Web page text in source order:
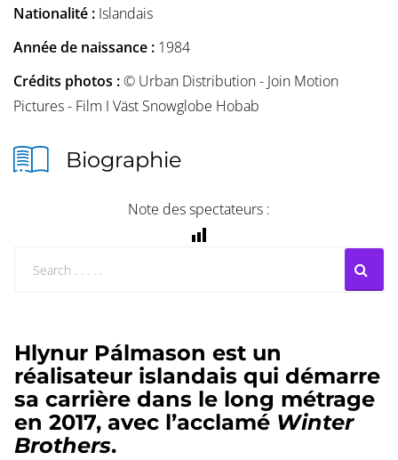
Nationalité : Islandais
Année de naissance : 1984
Crédits photos :© Urban Distribution - Join Motion
Pictures - Film I Väst Snowglobe Hobab
Biographie
Note des spectateurs :
Hlynur Pálmason est un
réalisateur islandais qui démarre
sa carrière dans le long métrage
en 2017, avec l’acclamé Winter
Brothers.